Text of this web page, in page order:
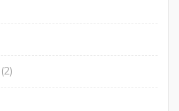
(2)